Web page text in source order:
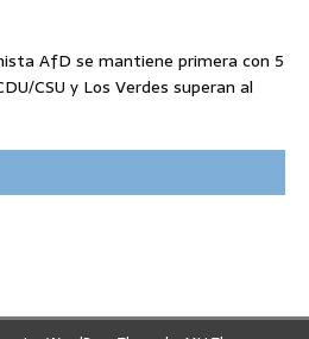
AfD se mantiene primera con 5
CSU y Los Verdes superan al